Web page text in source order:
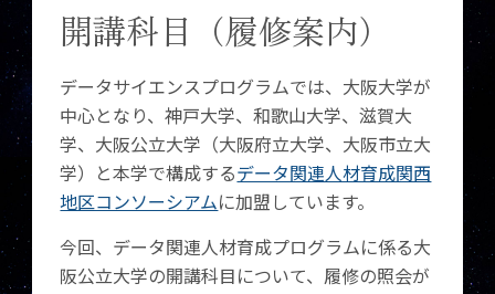
開講科目（履修案内）
データサイエンスプログラムでは、大阪大学が
中心となり、神戸大学、和歌山大学、滋賀大
学、大阪公立大学（大阪府立大学、大阪市立大
学）と本学で構成するデータ関連人材育成関西
地区コンソーシアムに加盟しています。
今回、データ関連人材育成プログラムに係る大
阪公立大学の開講科目について、履修の照会が